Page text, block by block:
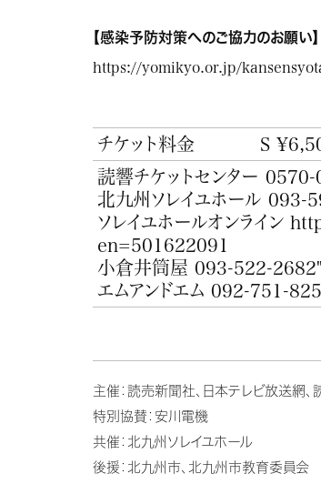
【感染予防対策へのご協力のお願い】
https://yomikyo.or.jp/
チケット料金 S
読響チケットセンター 0570-
北九州ソレイユホール 093-
ソレイユホールオンライン
en=501622091
小倉井筒屋 093-522-2682"
エムアンドエム 092-751-
主催：読売新聞社、日本テレビ放送網
特別協賛：安川電機
共催：北九州ソレイユホール
後援：北九州市、北九州市教育委員会